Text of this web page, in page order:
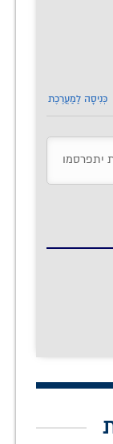
כְּנִיסָה לַמַעֲרֶכֶת